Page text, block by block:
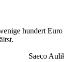
hundert
Saeco